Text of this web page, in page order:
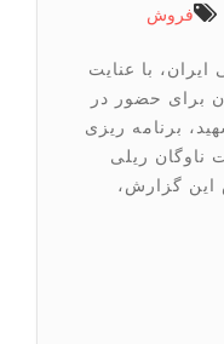
عنایت
حضور در
ریزی
ریلی